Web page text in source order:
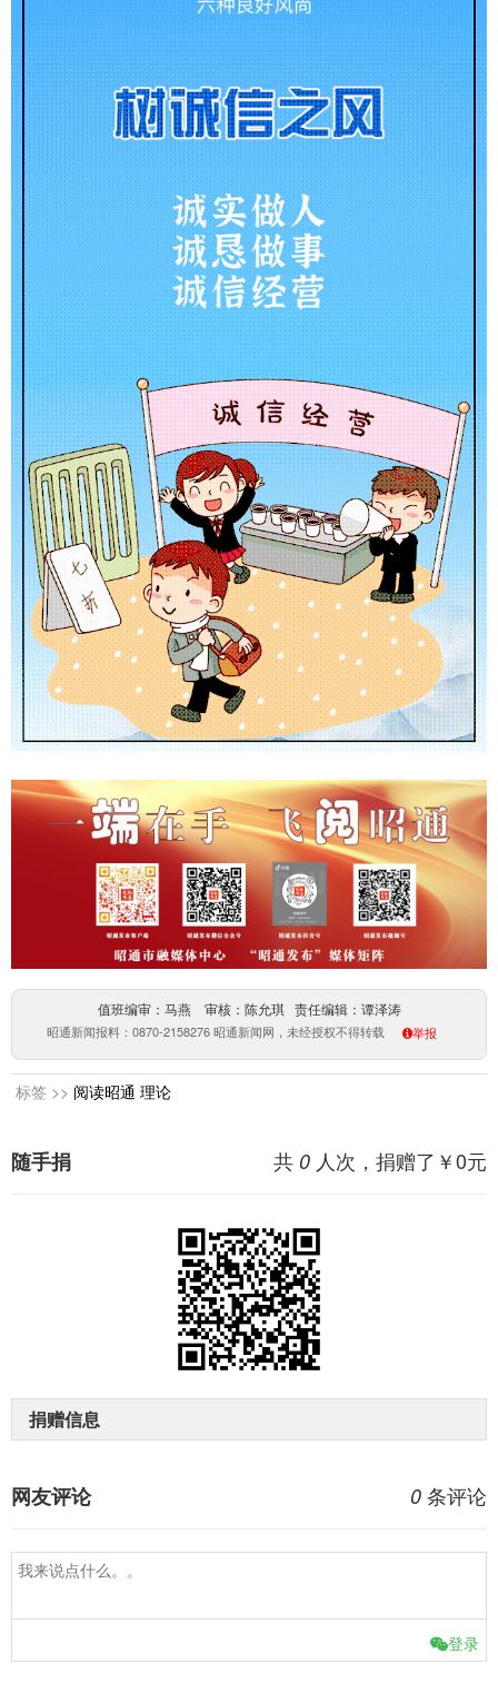
值班编审：马燕 审核：陈允琪 责任编辑：谭泽涛
昭通新闻报料：0870-2158276 昭通新闻网，未经授权不得转载 举报
标签 >> 阅读昭通 理论
共 0 人次，捐赠了￥0元
随手捐
捐赠信息
0 条评论
网友评论
登录